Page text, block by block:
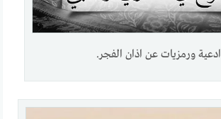
ادعية ورمزيات عن اذان الفجر.